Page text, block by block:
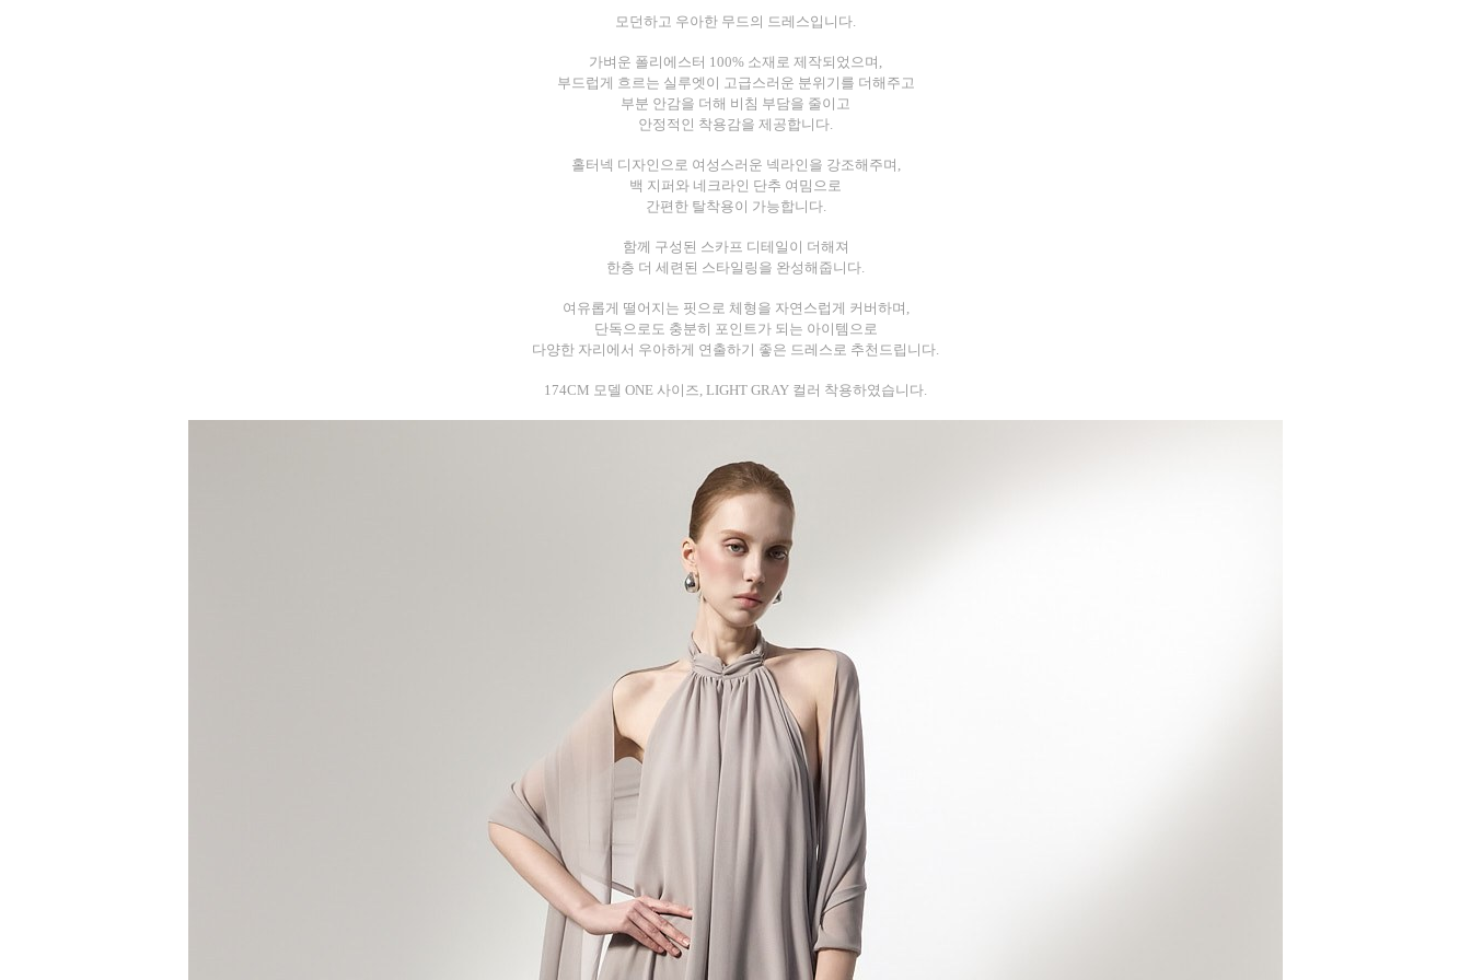
모던하고 우아한 무드의 드레스입니다.
가벼운 폴리에스터 100% 소재로 제작되었으며,
부드럽게 흐르는 실루엣이 고급스러운 분위기를 더해주고
부분 안감을 더해 비침 부담을 줄이고
안정적인 착용감을 제공합니다.
홀터넥 디자인으로 여성스러운 넥라인을 강조해주며,
백 지퍼와 네크라인 단추 여밈으로
간편한 탈착용이 가능합니다.
함께 구성된 스카프 디테일이 더해져
한층 더 세련된 스타일링을 완성해줍니다.
여유롭게 떨어지는 핏으로 체형을 자연스럽게 커버하며,
단독으로도 충분히 포인트가 되는 아이템으로
다양한 자리에서 우아하게 연출하기 좋은 드레스로 추천드립니다.
174CM 모델 ONE 사이즈, LIGHT GRAY 컬러 착용하였습니다.